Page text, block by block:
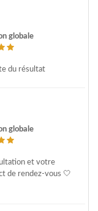
globale
du résultat
globale
et votre
de rendez-vous 🤍